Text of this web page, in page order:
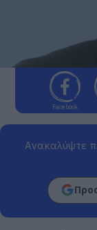
Facebook
Ανακαλύψτε